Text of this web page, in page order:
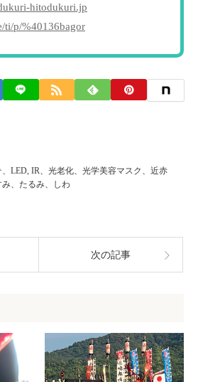
hitodukuri.jp
ti/p/%40136bagor
、LED, IR、光老化、光学美容マスク、近赤
、たるみ、しわ
次の記事